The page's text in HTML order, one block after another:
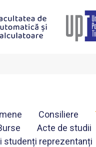
Consiliere
Acte de studii
studenți reprezentanți